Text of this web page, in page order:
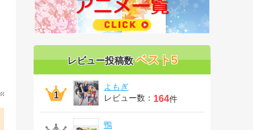
レビュー投稿数ベスト5
よもぎ
レビュー数： 164件
鴨